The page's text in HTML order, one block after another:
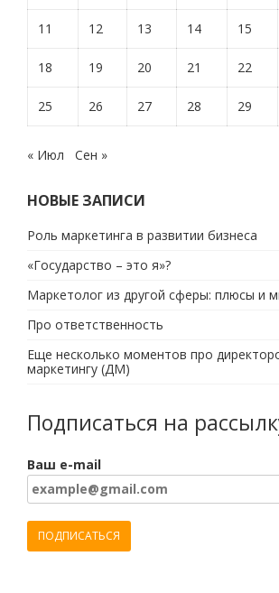
11 12 13 14 15
18 19 20 21 22
25 26 27 28 29
« Июл Сен »
НОВЫЕ ЗАПИСИ
Роль маркетинга в развитии бизнеса
«Государство – это я»?
Маркетолог из другой сферы: плюсы и
Про ответственность
Еще несколько моментов про
маркетингу (ДМ)
Подписаться на
Ваш e-mail